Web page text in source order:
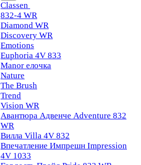
Classen
832-4 WR
Diamond WR
Discovery WR
Emotions
Euphoria 4V 833
Manor елочка
Nature
The Brush
Trend
Vision WR
Авантюра Адвенче Adventure 832
WR
Вилла Villa 4V 832
Впечатление Импрешн Impression
4V 1033